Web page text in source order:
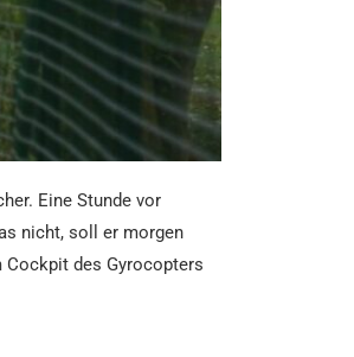
Eine Stunde vor
nicht, soll er morgen
des Gyrocopters